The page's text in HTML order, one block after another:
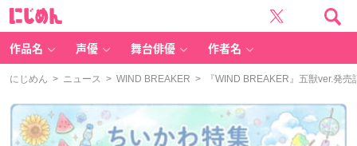
作品名 声優 舞台俳優 作者名
にじめん > ニュース > WIND BREAKER > 『WIND BREAKER』五獣ver.発売